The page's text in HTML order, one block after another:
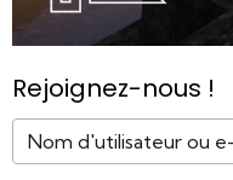
Rejoignez-nous !